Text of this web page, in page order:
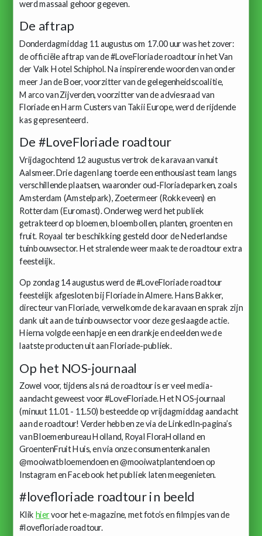
werd massaal gehoor gegeven.
De aftrap
Donderdagmiddag 11 augustus om 17.00 uur was het zover:
de officiële aftrap van de #LoveFloriade roadtour in het Van
der Valk Hotel Schiphol. Na inspirerende woorden van onder
meer Jan de Boer, voorzitter van de gelegenheidscoalitie,
Marco van Zijverden, voorzitter van de adviesraad van
Floriade en Harm Custers van Takii Europe, werd de rijdende
kas gepresenteerd.
De #LoveFloriade roadtour
Vrijdagochtend 12 augustus vertrok de karavaan vanuit
Aalsmeer. Drie dagen lang toerde een enthousiast team langs
verschillende plaatsen, waaronder oud-Floriadeparken, zoals
Amsterdam (Amstelpark), Zoetermeer (Rokkeveen) en
Rotterdam (Euromast). Onderweg werd het publiek
getrakteerd op bloemen, bloembollen, planten, groenten en
fruit. Royaal ter beschikking gesteld door de Nederlandse
tuinbouwsector. Het stralende weer maakte de roadtour extra
feestelijk.
Op zondag 14 augustus werd de #LoveFloriade roadtour
feestelijk afgesloten bij Floriade in Almere. Hans Bakker,
directeur van Floriade, verwelkomde de karavaan en sprak zijn
dank uit aan de tuinbouwsector voor deze geslaagde actie.
Hierna volgde een hapje en een drankje en deelden we de
laatste producten uit aan Floriade-publiek.
Op het NOS-journaal
Zowel voor, tijdens als ná de roadtour is er veel media-
aandacht geweest voor #LoveFloriade. Het NOS-journaal
(minuut 11.01 - 11.50) besteedde op vrijdagmiddag aandacht
aan de roadtour! Verder hebben ze via de LinkedIn-pagina’s
van Bloemenbureau Holland, Royal FloraHolland en
GroentenFruit Huis, en via onze consumentenkanalen
@mooiwatbloemendoen en @mooiwatplantendoen op
Instagram en Facebook het publiek laten meegenieten.
#lovefloriade roadtour in beeld
Klikhiervoor het e-magazine, met foto’s en filmpjes van de
#lovefloriade roadtour.